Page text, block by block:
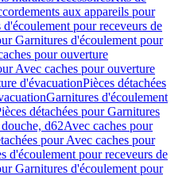
aux appareils pour
d'écoulement pour receveurs de
Garnitures d'écoulement pour
pour ouverture
Avec caches pour ouverture
d'évacuationPièces détachées
Garnitures d'écoulement
détachées pour Garnitures
d62Avec caches pour
pour Avec caches pour
d'écoulement pour receveurs de
Garnitures d'écoulement pour